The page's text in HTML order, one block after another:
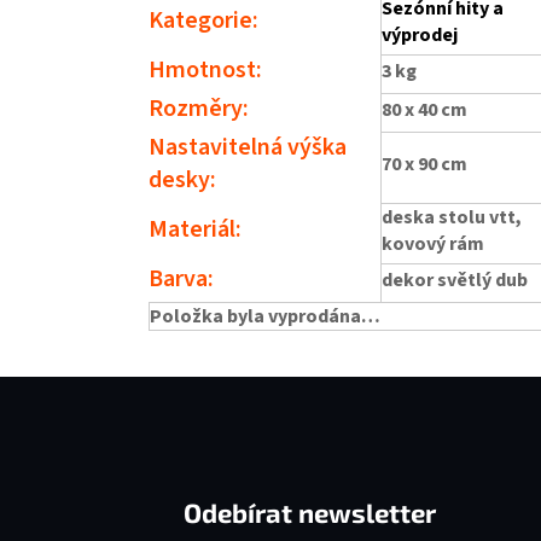
Kategorie:
Sezónní hity a
výprodej
Hmotnost: 3 kg
Rozměry: 80 x 40 cm
Nastavitelná výška
desky: 70 x 90 cm
Materiál:
deska stolu vtt,
kovový rám
Barva:
dekor světlý dub
Položka byla vyprodána…
Odebírat newsletter